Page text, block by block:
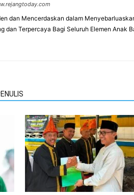
dan Mencerdaskan dalam
dan Terpercaya Bagi Seluruh Elemen Anak